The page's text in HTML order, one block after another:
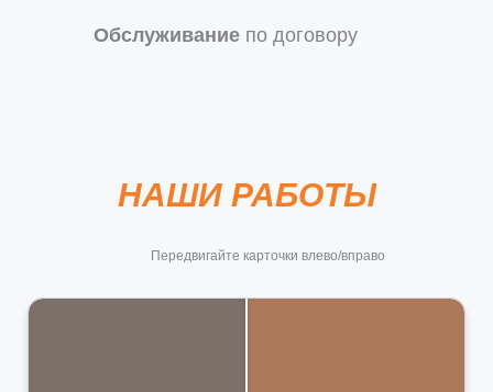
Обслуживание по договору
НАШИ РАБОТЫ
Передвигайте карточки влево/вправо